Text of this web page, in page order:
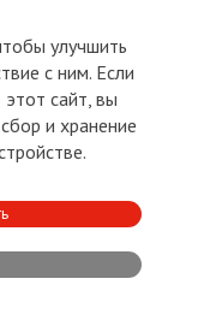
(хуторянин), Vadim
улучшить
с ним. Если
сайт, вы
и хранение